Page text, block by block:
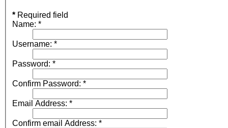
* Required field
Name: *
Username: *
Password: *
Confirm Password: *
Email Address: *
Confirm email Address: *